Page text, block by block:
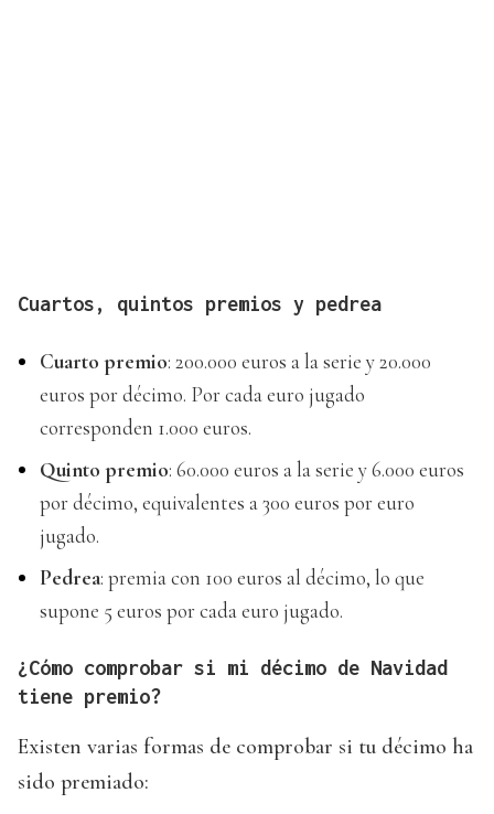
Cuartos, quintos premios y pedrea
Cuarto premio: 200.000 euros a la serie y 20.000
euros por décimo. Por cada euro jugado
corresponden 1.000 euros.
Quinto premio: 60.000 euros a la serie y 6.000 euros
por décimo, equivalentes a 300 euros por euro
jugado.
Pedrea: premia con 100 euros al décimo, lo que
supone 5 euros por cada euro jugado.
¿Cómo comprobar si mi décimo de Navidad
tiene premio?
Existen varias formas de comprobar si tu décimo ha
sido premiado: